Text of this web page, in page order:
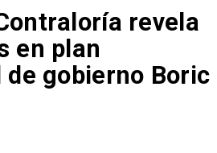
revela
en plan
gobierno Boric